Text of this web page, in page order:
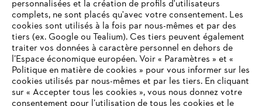
L'Entreprise
STIHL FAQ
personnalisées et la création de profils d'utilisateurs
complets, ne sont placés qu'avec votre consentement. Les
cookies sont utilisés à la fois par nous-mêmes et par des
tiers (ex. Google ou Tealium). Ces tiers peuvent également
traiter vos données à caractère personnel en dehors de
l’Espace économique européen. Voir « Paramètres » et «
Politique en matière de cookies » pour vous informer sur les
cookies utilisés par nous-mêmes et par les tiers. En cliquant
sur « Accepter tous les cookies », vous nous donnez votre